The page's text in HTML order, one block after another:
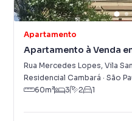
Apartamento
Apartamento à Venda
Rua Mercedes Lopes, Vila
Residencial Cambará · São
60m² 3 2 1